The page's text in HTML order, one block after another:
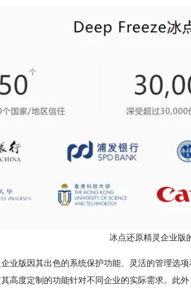
冰点还原精灵企业版
版因其出色的系统保护功能、灵活的管理选
高度定制的功能针对不同企业的实际需求。此